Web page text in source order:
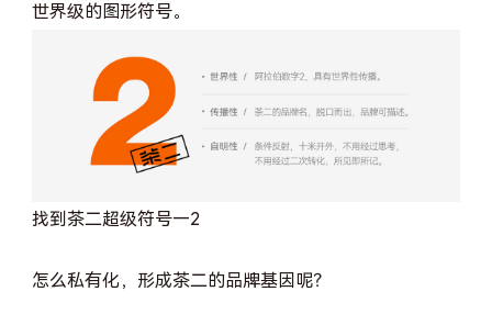
世界级的图形符号。
找到茶二超级符号—2
怎么私有化，形成茶二的品牌基因呢？